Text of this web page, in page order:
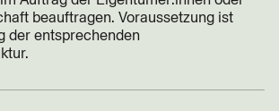
beauftragen. Voraussetzung ist
der entsprechenden